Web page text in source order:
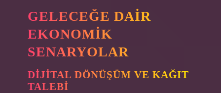
GELECEĞE DAIR
EKONOMIK
SENARYOLAR
DIJITAL DÖNÜŞÜM VE KAĞIT
TALEBI